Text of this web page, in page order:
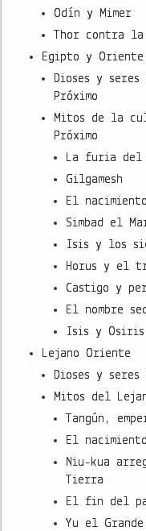
Odín y Mimer
Thor contra
Egipto y Oriente
Dioses y
Próximo
Mitos de la
Próximo
La furia del
Gilgamesh
El
Simbad el
Isis y los
Horus y el
Castigo y
El nombre
Isis y Osiris
Lejano Oriente
Dioses y
Mitos del
Tangún,
El
Niu-kua
Tierra
El fin del
Yu el